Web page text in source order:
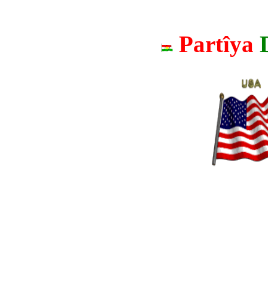
Partîya